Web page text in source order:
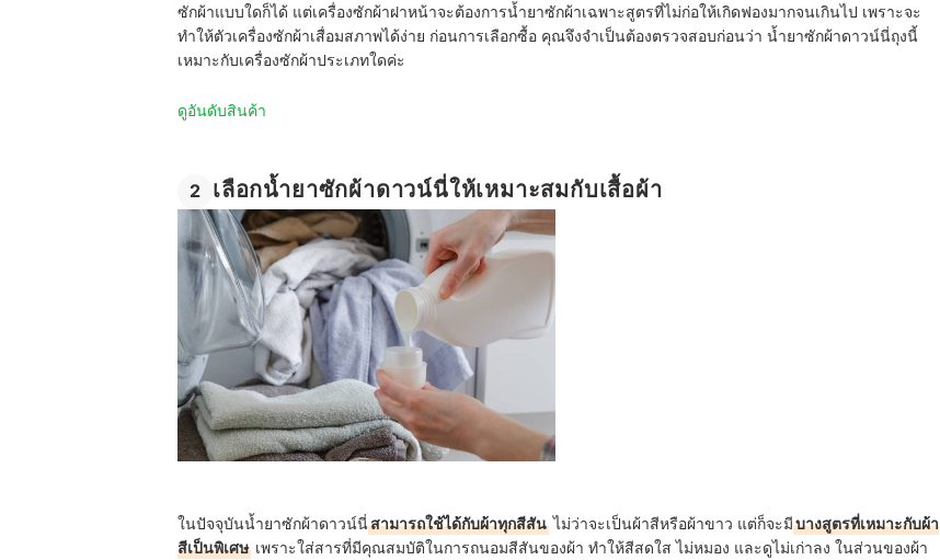
ซักผ้าแบบใดก็ได้ แต่เครื่องซักผ้าฝาหน้าจะต้องการน้ำยาซักผ้าเฉพาะสูตรที่ไม่ก่อให้เกิดฟองมากจนเกินไป เพราะจะ
ทำให้ตัวเครื่องซักผ้าเสื่อมสภาพได้ง่าย ก่อนการเลือกซื้อ คุณจึงจำเป็นต้องตรวจสอบก่อนว่า น้ำยาซักผ้าดาวน์นี่ถุงนี้
เหมาะกับเครื่องซักผ้าประเภทใดค่ะ
ดูอันดับสินค้า
2 เลือกน้ำยาซักผ้าดาวน์นี่ให้เหมาะสมกับเสื้อผ้า
ในปัจจุบันน้ำยาซักผ้าดาวน์นี่สามารถใช้ได้กับผ้าทุกสีสัน ไม่ว่าจะเป็นผ้าสีหรือผ้าขาว แต่ก็จะมีบางสูตรที่เหมาะกับผ้า
สีเป็นพิเศษ เพราะใส่สารที่มีคุณสมบัติในการถนอมสีสันของผ้า ทำให้สีสดใส ไม่หมอง และดูไม่เก่าลง ในส่วนของผ้า